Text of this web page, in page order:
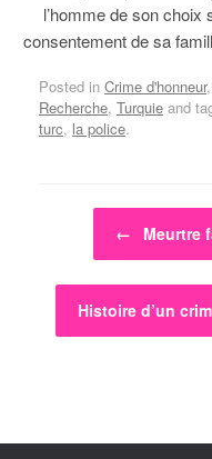
l’homme de son choix
consentement de sa
Posted in Crime d'honneur,
Recherche, Turquie and
turc, la police.
Post navigation
← Meurtre
Histoire d’un